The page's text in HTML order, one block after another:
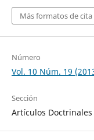
Más formatos de cita
Número
Vol. 10 Núm. 19
Sección
Artículos